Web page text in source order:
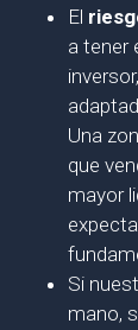
El
a tener
Una
que
mayor
Si
mano,